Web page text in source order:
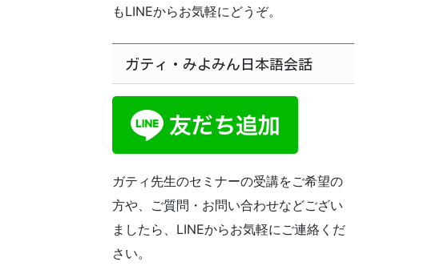
もLINEからお気軽にどうぞ。
ガティ・みよみん日本語会話
ガティ先生のセミナーの受講をご希望の
方や、ご質問・お問い合わせなどござい
ましたら、LINEからお気軽にご連絡くだ
さい。